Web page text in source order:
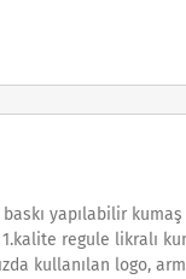
baskı yapılabilir
regule likralı
kullanılan logo,